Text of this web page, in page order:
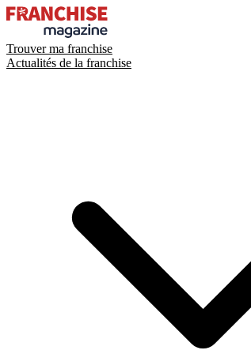
Trouver ma franchise
Actualités de la franchise